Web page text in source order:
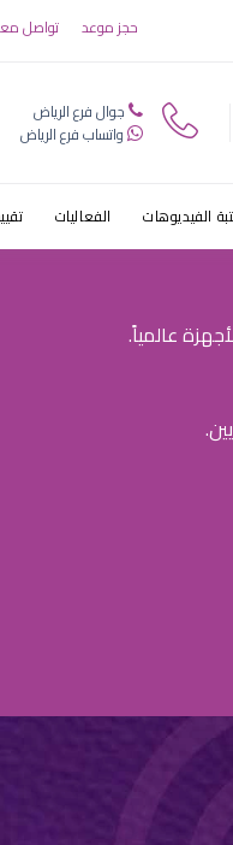
حجز موعد تواصل
جوال فرع الرياض
واتساب فرع الرياض
الفيديوهات الفعاليات
عالمياً.